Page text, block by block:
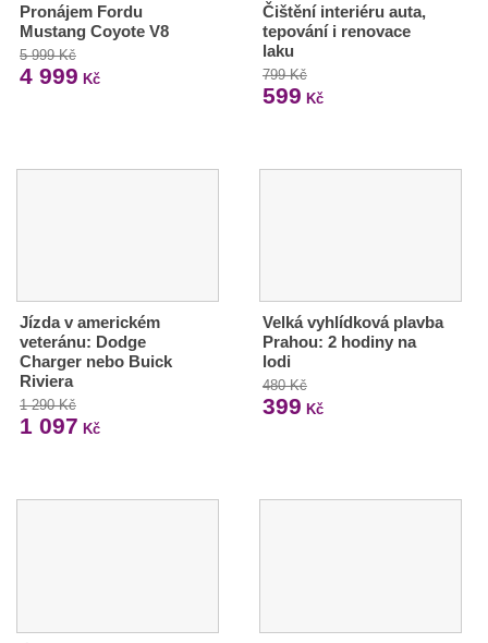
Pronájem Fordu
Mustang Coyote V8
5 999 Kč
4 999 Kč
Čištění interiéru auta,
tepování i renovace
laku
799 Kč
599 Kč
Jízda v americkém
veteránu: Dodge
Charger nebo Buick
Riviera
1 290 Kč
1 097 Kč
Velká vyhlídková plavba
Prahou: 2 hodiny na
lodi
480 Kč
399 Kč